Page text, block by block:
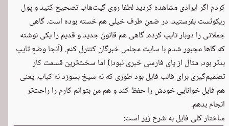
کردم اگر ایرادی مشاهده کردید لطفا روی گیت‌هاب تصحیح کنید و پول
ریکوئست بفرستید. در ضمن طرف خیلی هم خسته بوده است. گاهی
جملاتی را دوبار تایپ کرده، گاهی هم قانون جدید و قدیم را یکی نوشته
که گاها مجبور شدم با سایت مجلس خبرگانکنترل کنم. (آنجا وضع تایپ
بدتر بود، مثال از یای فارسی خبری نبود!) اما سخت‌ترین قسمت کار
تصمیم‌گیری برای قالب فایل بود طوری که نه سیخ بسوزد نه کباب. یعنی
هم فایل خوانایی خودش را حفظ کند و هم من بتوانم کارم را راحت‌تر
انجام بدهم.
ساختار کلی فایل به شرح زیر است: